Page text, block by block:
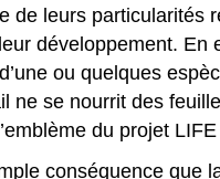
leurs particularités
développement. En
ou quelques
ne se nourrit des
du projet
conséquence que